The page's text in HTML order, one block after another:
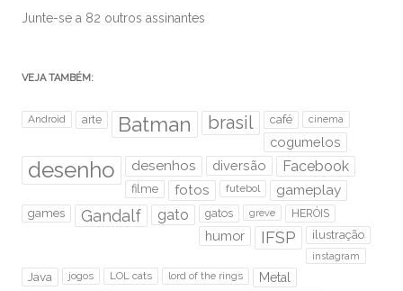
Junte-se a 82 outros assinantes
VEJA TAMBÉM:
Android arte Batman brasil café cinema
cogumelos
desenho desenhos diversão Facebook
filme fotos futebol gameplay
games Gandalf gato gatos greve HERÓIS
humor IFSP ilustração
instagram
Java jogos LOL cats lord of the rings Metal